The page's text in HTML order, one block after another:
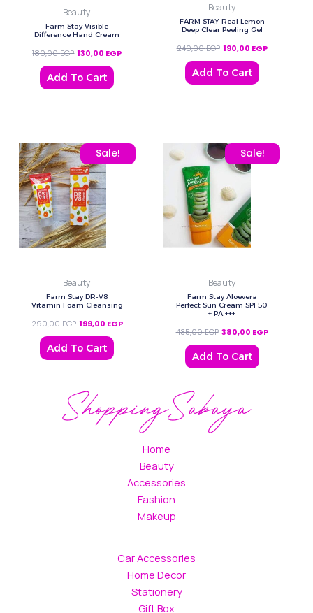
Beauty
Farm Stay Visible
Difference Hand Cream
180,00EGP 130,00 EGP
Add To Cart
Beauty
FARM STAY Real Lemon
Deep Clear Peeling Gel
240,00EGP 190,00 EGP
Add To Cart
Sale!
Beauty
Farm Stay DR-V8
Vitamin Foam Cleansing
290,00EGP
Original price was: 290,00 EGP.
199,00 EGP
Current price is: 199,00 EGP.
Add To Cart
Sale!
Beauty
Farm Stay Aloevera
Perfect Sun Cream SPF50
+ PA +++
435,00EGP
Original price was:
380,00 EGP
Current
Add To Cart
Home
Beauty
Accessories
Fashion
Makeup
Car Accessories
Home Decor
Stationery
Gift Box